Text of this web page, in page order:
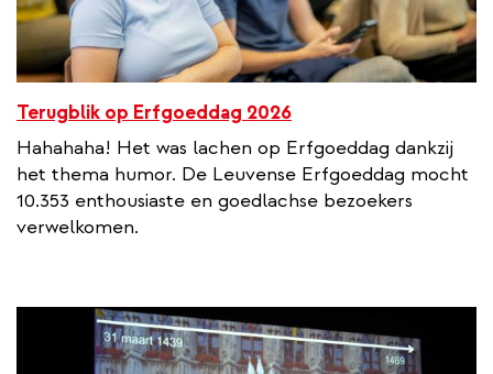
Terugblik op Erfgoeddag 2026
Hahahaha! Het was lachen op Erfgoeddag dankzij
het thema humor. De Leuvense Erfgoeddag mocht
10.353 enthousiaste en goedlachse bezoekers
verwelkomen.